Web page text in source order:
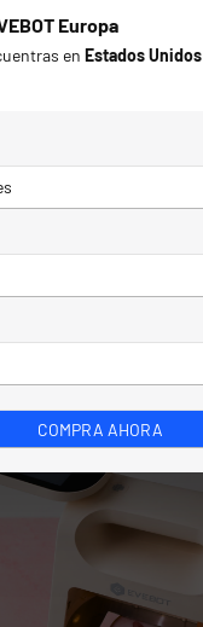
Europa
en Estados Unidos
COMPRA AHORA